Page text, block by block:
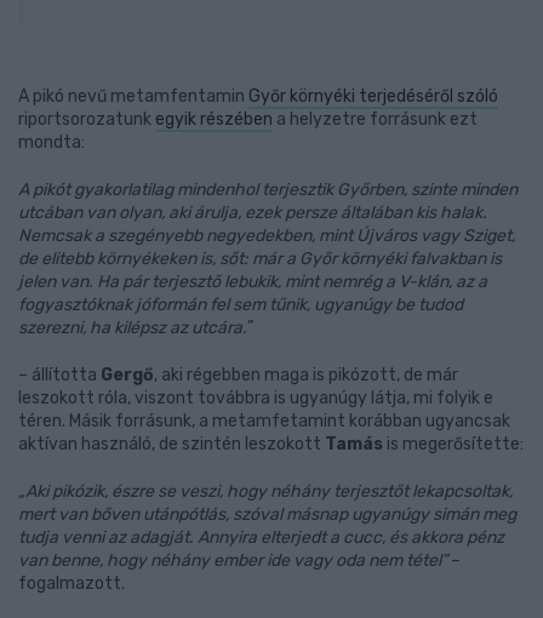
A pikó nevű metamfentamin Győr környéki terjedéséről szóló
riportsorozatunk egyik részében a helyzetre forrásunk ezt
mondta:
A pikót gyakorlatilag mindenhol terjesztik Győrben, szinte minden
utcában van olyan, aki árulja, ezek persze általában kis halak.
Nemcsak a szegényebb negyedekben, mint Újváros vagy Sziget,
de elitebb környékeken is, sőt: már a Győr környéki falvakban is
jelen van. Ha pár terjesztő lebukik, mint nemrég a V-klán, az a
fogyasztóknak jóformán fel sem tűnik, ugyanúgy be tudod
szerezni, ha kilépsz az utcára.”
– állította Gergő, aki régebben maga is pikózott, de már
leszokott róla, viszont továbbra is ugyanúgy látja, mi folyik e
téren. Másik forrásunk, a metamfetamint korábban ugyancsak
aktívan használó, de szintén leszokott Tamás is megerősítette:
„Aki pikózik, észre se veszi, hogy néhány terjesztőt lekapcsoltak,
mert van bőven utánpótlás, szóval másnap ugyanúgy simán meg
tudja venni az adagját. Annyira elterjedt a cucc, és akkora pénz
van benne, hogy néhány ember ide vagy oda nem tétel”–
fogalmazott.